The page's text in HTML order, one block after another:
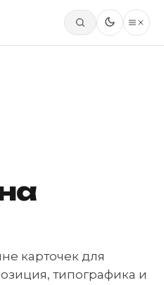
карточек для
типографика и